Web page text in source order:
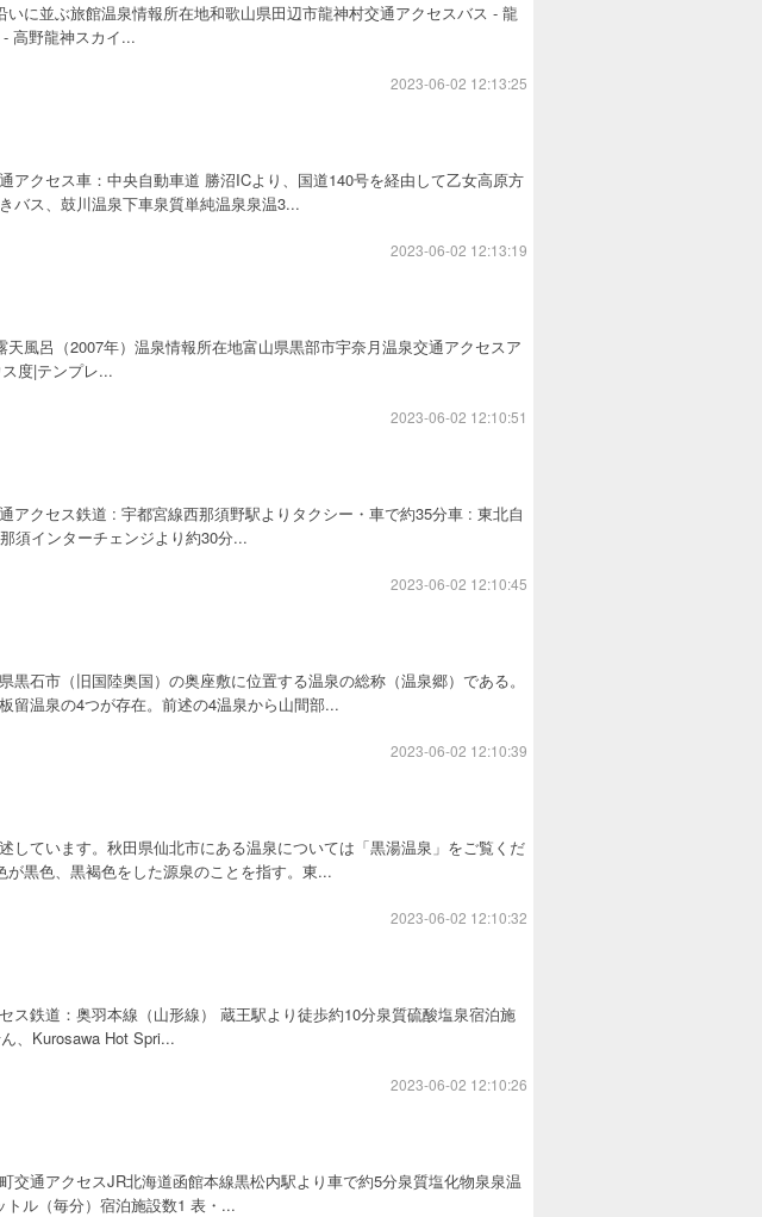
に並ぶ旅館温泉情報所在地和歌山県田辺市龍神村交通アクセスバス - 龍
高野龍神スカイ...
2023-06-02 12:13:25
クセス車：中央自動車道 勝沼ICより、国道140号を経由して乙女高原方
バス、鼓川温泉下車泉質単純温泉泉温3...
2023-06-02 12:13:19
風呂（2007年）温泉情報所在地富山県黒部市宇奈月温泉交通アクセスア
度|テンプレ...
2023-06-02 12:10:51
クセス鉄道 : 宇都宮線西那須野駅よりタクシー・車で約35分車 : 東北自
須インターチェンジより約30分...
2023-06-02 12:10:45
石市（旧国陸奥国）の奥座敷に位置する温泉の総称（温泉郷）である。
留温泉の4つが存在。前述の4温泉から山間部...
2023-06-02 12:10:39
しています。秋田県仙北市にある温泉については「黒湯温泉」をご覧くだ
黒色、黒褐色をした源泉のことを指す。東...
2023-06-02 12:10:32
鉄道：奥羽本線（山形線） 蔵王駅より徒歩約10分泉質硫酸塩泉宿泊施
、Kurosawa Hot Spri...
2023-06-02 12:10:26
通アクセスJR北海道函館本線黒松内駅より車で約5分泉質塩化物泉泉温
ル（毎分）宿泊施設数1 表・...